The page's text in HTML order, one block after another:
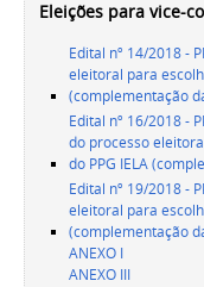
Eleições para vice-
Edital nº 14/2018 -
eleitoral para
(complementação
Edital nº 16/2018 -
do processo
do PPG IELA
Edital nº 19/2018 -
eleitoral para
(complementação
ANEXO I
ANEXO III